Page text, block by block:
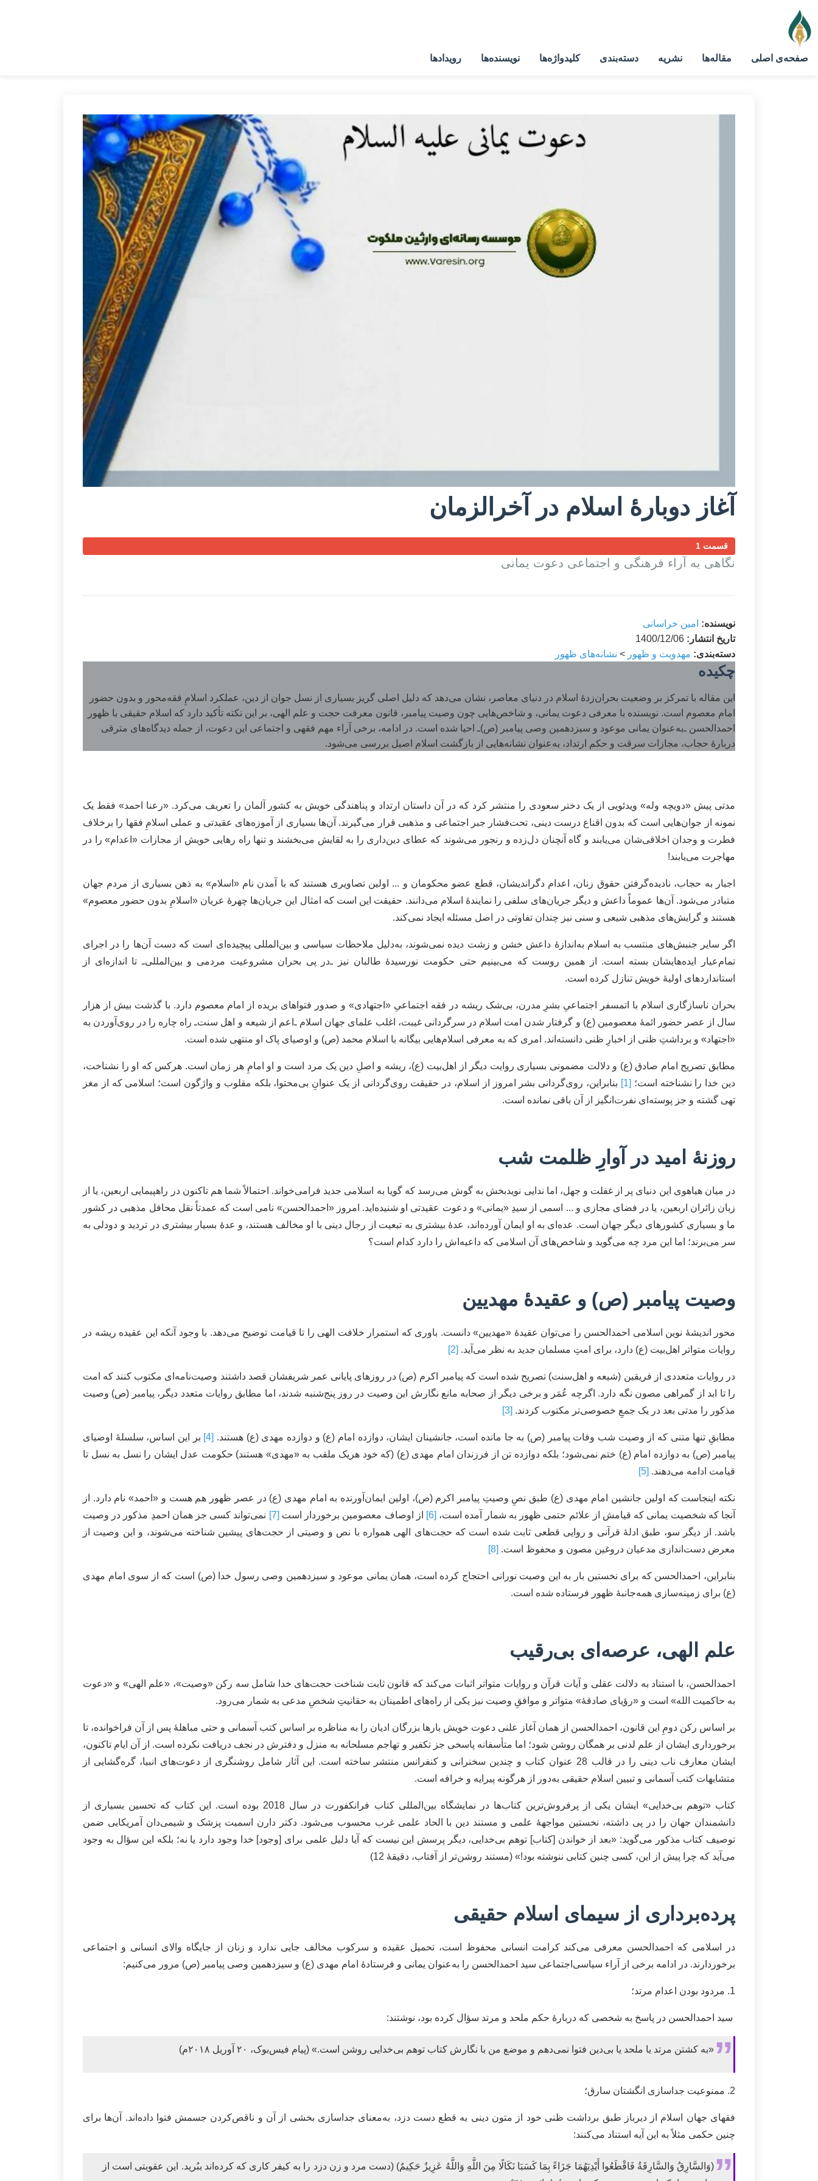
صفحه‌ی اصلی مقاله‌ها نشریه دسته‌بندی کلیدواژه‌ها نویسنده‌ها رویدادها
آغاز دوبارۀ اسلام در آخرالزمان
قسمت 1
نگاهی به آراء فرهنگی و اجتماعی دعوت یمانی
نویسنده: امین خراسانی
تاریخ انتشار: 1400/12/06
دسته‌بندی: مهدویت و ظهور > نشانه‌های ظهور
چکیده
این مقاله با تمرکز بر وضعیت بحران‌زدۀ اسلام در دنیای معاصر، نشان می‌دهد که دلیل اصلی گریز بسیاری از نسل جوان از دین، عملکرد اسلامِ فقه‌محور و بدون حضور
امام معصوم است. نویسنده با معرفی دعوت یمانی، و شاخص‌هایی چون وصیت پیامبر، قانون معرفت حجت و علم الهی، بر این نکته تأکید دارد که اسلام حقیقی با ظهور
احمدالحسن ـ‌به‌عنوان یمانی موعود و سیزدهمین وصی پیامبر (ص)‌ـ احیا شده است. در ادامه، برخی آراء مهم فقهی و اجتماعی این دعوت، از جمله دیدگاه‌های مترقی
دربارۀ حجاب، مجازات سرقت و حکم ارتداد، به‌عنوان نشانه‌هایی از بازگشت اسلام اصیل بررسی می‌شود.
مدتی پیش «دویچه وله» ویدئویی از یک دختر سعودی را منتشر کرد که در آن داستان ارتداد و پناهندگی خویش به کشور آلمان را تعریف می‌کرد. «رعنا احمد» فقط یک
نمونه از جوان‌هایی است که بدون اقناع درست دینی، تحت‌فشار جبر اجتماعی و مذهبی قرار می‌گیرند. آن‌ها بسیاری از آموزه‌های عقیدتی و عملی اسلامِ فقها را برخلاف
فطرت و وجدان اخلاقی‌شان می‌یابند و گاه آنچنان دل‌زده و رنجور می‌شوند که عطای دین‌داری را به لقایش می‌بخشند و تنها راه رهایی خویش از مجازات «اعدام» را در
مهاجرت می‌یابند!
اجبار به حجاب، نادیده‌گرفتن حقوق زنان، اعدام دگر‌اندیشان، قطع عضو محکومان و ... اولین تصاویری هستند که با آمدن نام «اسلام» به ذهن بسیاری از مردم جهان
متبادر می‌شود. آن‌ها عموماً داعش و دیگر جریان‌های سلفی را نمایندۀ اسلام می‌دانند. حقیقت این است که امثال این جریان‌ها چهرۀ عریان «اسلامِ بدون حضور معصوم»
هستند و گرایش‌های مذهبی شیعی و سنی نیز چندان تفاوتی در اصل مسئله ایجاد نمی‌کند.
اگر سایر جنبش‌های منتسب به اسلام به‌اندازۀ داعش خشن و زشت دیده نمی‌شوند، به‌دلیل ملاحظات سیاسی و بین‌المللی پیچیده‌ای است که دست آن‌ها را در اجرای
تمام‌عیار ایده‌هایشان بسته است. از همین روست که می‌بینیم حتی حکومت نورسیدۀ طالبان نیز ـ‌در پی بحران مشروعیت مردمی و بین‌المللی‌ـ تا اندازه‌ای از
استانداردهای اولیۀ خویش تنازل کرده است.
بحران ناسازگاری اسلام با اتمسفر اجتماعیِ بشرِ مدرن، بی‌شک ریشه در فقه اجتماعیِ «اجتهادی» و صدور فتواهای بریده از امام معصوم دارد. با گذشت بیش از هزار
سال از عصر حضور ائمۀ معصومین (ع) و گرفتار شدن امت اسلام در سرگردانی غیبت، اغلب علمای جهان اسلام ـ‌اعم از شیعه و اهل سنت‌ـ راه چاره را در روی‌آوردن به
«اجتهاد» و برداشتِ ظنی از اخبارِ ظنی دانسته‌اند. امری که به معرفی اسلام‌هایی بیگانه با اسلام محمد (ص) و اوصیای پاک او منتهی شده است.
مطابق تصریح امام صادق (ع) و دلالت مضمونی بسیاری روایت دیگر از اهل‌بیت (ع)، ریشه و اصلِ دین یک مرد است و او امامِ هر زمان است. هرکس که او را نشناخت،
دین خدا را نشناخته است؛ [1]
بنابراین، روی‌گردانی بشر امروز از اسلام، در حقیقت روی‌گردانی از یک عنوانِ بی‌محتوا، بلکه مقلوب و واژگون است؛ اسلامی که از مغز
تهی گشته و جز پوسته‌ای نفرت‌انگیز از آن باقی نمانده است.
روزنۀ امید در آوارِ ظلمت شب
در میان هیاهوی این دنیای پر از غفلت و جهل، اما ندایی نویدبخش به گوش می‌رسد که گویا به اسلامی جدید فرامی‌خواند. احتمالاً شما هم تاکنون در راهپیمایی اربعین، یا از
زبان زائران اربعین، یا در فضای مجازی و ... اسمی از سیدِ «یمانی» و دعوت عقیدتی او شنیده‌اید. امروز «احمدالحسن» نامی است که عمدتاً نقل محافل مذهبی در کشور
ما و بسیاری کشورهای دیگر جهان است. عده‌ای به او ایمان آورده‌اند، عدۀ بیشتری به تبعیت از رجال دینی با او مخالف هستند، و عدۀ بسیار بیشتری در تردید و دودلی به
سر می‌برند؛ اما این مرد چه می‌گوید و شاخص‌های آن اسلامی که داعیه‌اش را دارد کدام است؟
وصیت پیامبر (ص) و عقیدۀ مهدیین
محور اندیشۀ نوین اسلامی احمدالحسن را می‌توان عقیدۀ «مهدیین» دانست. باوری که استمرار خلافت الهی را تا قیامت توضیح می‌دهد. با وجود آنکه این عقیده ریشه در
روایات متواتر اهل‌بیت (ع) دارد، برای امتِ مسلمان جدید به نظر می‌آید. [2]
در روایات متعددی از فریقین (شیعه و اهل‌سنت) تصریح شده است که پیامبر اکرم (ص) در روزهای پایانی عمر شریفشان قصد داشتند وصیت‌نامه‌ای مکتوب کنند که امت
را تا ابد از گمراهی مصون نگه دارد. اگرچه عُمَر و برخی دیگر از صحابه مانع نگارش این وصیت در روز پنج‌شنبه شدند، اما مطابق روایات متعدد دیگر، پیامبر (ص) وصیت
مذکور را مدتی بعد در یک جمعِ خصوصی‌تر مکتوب کردند. [3]
مطابقِ تنها متنی که از وصیت شب وفات پیامبر (ص) به جا مانده است، جانشینان ایشان، دوازده امام (ع) و دوازده مهدی (ع) هستند. [4]
بر این اساس، سلسلۀ اوصیای
پیامبر (ص) به دوازده امام (ع) ختم نمی‌شود؛ بلکه دوازده تن از فرزندان امام مهدی (ع) (که خود هریک ملقب به «مهدی» هستند) حکومت عدل ایشان را نسل به نسل تا
قیامت ادامه می‌دهند. [5]
نکته اینجاست که اولین جانشین امام مهدی (ع) طبق نصِ وصیتِ پیامبر اکرم (ص)، اولین ایمان‌آورنده به امام مهدی (ع) در عصر ظهور هم هست و «احمد» نام دارد. از
آنجا که شخصیت یمانی که قیامش از علائم حتمی ظهور به شمار آمده است، [6] از اوصاف معصومین برخوردار است [7]
نمی‌تواند کسی جز همان احمدِ مذکور در وصیت
باشد. از دیگر سو، طبق ادلۀ قرآنی و روایی قطعی ثابت شده است که حجت‌های الهی همواره با نص و وصیتی از حجت‌های پیشین شناخته می‌شوند، و این وصیت از
معرض دست‌اندازی مدعیان دروغین مصون و محفوظ است. [8]
بنابراین، احمدالحسن که برای نخستین بار به این وصیت نورانی احتجاج کرده است، همان یمانی موعود و سیزدهمین وصی رسول خدا (ص) است که از سوی امام مهدی
(ع) برای زمینه‌سازی همه‌جانبۀ ظهور فرستاده شده است.
علم الهی، عرصه‌ای بی‌رقیب
احمدالحسن، با استناد به دلالت عقلی و آیات قرآن و روایات متواتر اثبات می‌کند که قانون ثابت شناخت حجت‌های خدا شامل سه رکن «وصیت»، «علم الهی» و «دعوت
به حاکمیت الله» است و «رؤیای صادقۀ» متواتر و موافقِ وصیت نیز یکی از راه‌های اطمینان به حقانیتِ شخصِ مدعی به شمار می‌رود.
بر اساس رکن دومِ این قانون، احمدالحسن از همان آغاز علنی دعوت خویش بارها بزرگان ادیان را به مناظره بر اساس کتب آسمانی و حتی مباهلۀ پس از آن فراخوانده، تا
برخورداری ایشان از علم لدنی بر همگان روشن شود؛ اما متأسفانه پاسخی جز تکفیر و تهاجم مسلحانه به منزل و دفترش در نجف دریافت نکرده است. از آن ایام تاکنون،
ایشان معارف ناب دینی را در قالب 28 عنوان کتاب و چندین سخنرانی و کنفرانس منتشر ساخته است. این آثار شامل روشنگری از دعوت‌های انبیا، گره‌گشایی از
متشابهات کتب آسمانی و تبیین اسلام حقیقی به‌دور از هرگونه پیرایه و خرافه است.
کتاب «توهم بی‌خدایی» ایشان یکی از پرفروش‌ترین کتاب‌ها در نمایشگاه بین‌المللی کتاب فرانکفورت در سال 2018 بوده است. این کتاب که تحسین بسیاری از
دانشمندان جهان را در پی داشته، نخستین مواجهۀ علمی و مستند دین با الحاد علمی غرب محسوب می‌شود. دکتر دارن اسمیت پزشک و شیمی‌دان آمریکایی ضمن
توصیف کتاب مذکور می‌گوید: «بعد از خواندن [کتاب] توهم بی‌خدایی، دیگر پرسش این نیست که آیا دلیل علمی برای [وجود] خدا وجود دارد یا نه؛ بلکه این سؤال به وجود
می‌آید که چرا پیش از این، کسی چنین کتابی ننوشته بود!» (مستند روشن‌تر از آفتاب، دقیقۀ 12)
پرده‌برداری از سیمای اسلام حقیقی
در اسلامی که احمدالحسن معرفی می‌کند کرامت انسانی محفوظ است، تحمیل عقیده و سرکوب مخالف جایی ندارد و زنان از جایگاه والای انسانی و اجتماعی
برخوردارند. در ادامه برخی از آراء سیاسی‌‌اجتماعی سید احمدالحسن را به‌عنوان یمانی و فرستادۀ امام مهدی (ع) و سیزدهمین وصی پیامبر (ص) مرور می‌کنیم:
1. مردود بودن اعدام مرتد؛
سید احمدالحسن در پاسخ به شخصی که دربارۀ حکم ملحد و مرتد سؤال کرده بود، نوشتند:
«به کشتن مرتد یا ملحد یا بی‌دین فتوا نمی‌دهم و موضع من با نگارش کتاب توهم بی‌خدایی روشن است.» (پیام فیس‌بوک، ۲۰ آوریل ۲۰۱۸‌م)
2. ممنوعیت جداسازی انگشتان سارق؛
فقهای جهان اسلام از دیرباز طبق برداشت ظنی خود از متون دینی به قطع دست دزد، به‌معنای جداسازی بخشی از آن و ناقص‌کردن جسمش فتوا داده‌اند. آن‌ها برای
چنین حکمی مثلاً به این آیه استناد می‌کنند:
(وَالسَّارِقُ وَالسَّارِقَةُ فَاقْطَعُوا أَيْدِيَهُمَا جَزَاءً بِمَا كَسَبَا نَكَالًا مِنَ اللَّهِ وَاللَّهُ عَزِيزٌ حَكِيمٌ) (دست مرد و زن دزد را به كيفر كارى كه كرده‌اند ببُريد. اين عقوبتى است از